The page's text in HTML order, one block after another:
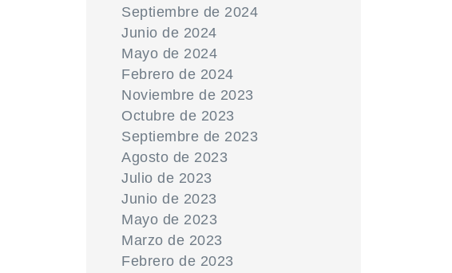
Septiembre de 2024
Junio de 2024
Mayo de 2024
Febrero de 2024
Noviembre de 2023
Octubre de 2023
Septiembre de 2023
Agosto de 2023
Julio de 2023
Junio de 2023
Mayo de 2023
Marzo de 2023
Febrero de 2023